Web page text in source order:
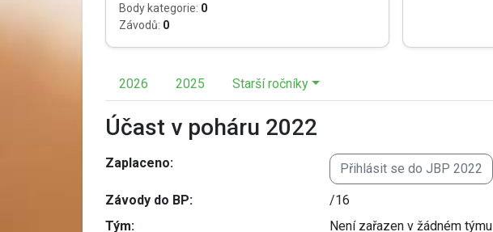
Body kategorie: 0
Závodů: 0
2026 2025 Starší ročníky
Účast v poháru 2022
Zaplaceno: Přihlásit se do JBP 2022
Závody do BP:
/16
Tým:
Není zařazen v žádném týmu